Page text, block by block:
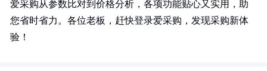
爱采购从参数比对到价格分析，各项功能贴心又实用，助
您省时省力。各位老板，赶快登录爱采购，发现采购新体
验！